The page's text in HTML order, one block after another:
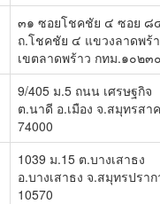
๓๑ ซอยโชคชัย ๔ ซอย ๘
ถ.โชคชัย ๔ แขวงลาดพร้
เขตลาดพร้าว กทม.๑๐๒๓๐
9/405 ม.5 ถนน เศรษฐกิจ
ต.นาดี อ.เมือง จ.สมุทรสา
74000
1039 ม.15 ต.บางเสาธง
อ.บางเสาธง จ.สมุทรปราก
10570